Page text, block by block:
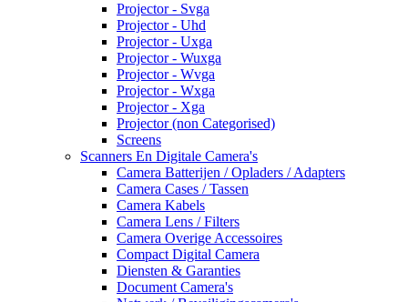
Projector - Svga
Projector - Uhd
Projector - Uxga
Projector - Wuxga
Projector - Wvga
Projector - Wxga
Projector - Xga
Projector (non Categorised)
Screens
Scanners En Digitale Camera's
Camera Batterijen / Opladers / Adapters
Camera Cases / Tassen
Camera Kabels
Camera Lens / Filters
Camera Overige Accessoires
Compact Digital Camera
Diensten & Garanties
Document Camera's